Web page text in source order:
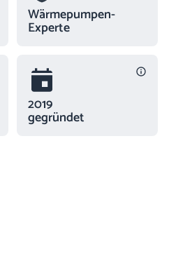
Wärmepumpen-
Experte
2019
gegründet